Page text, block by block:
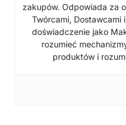
zakupów. Odpowiada za
Twórcami, Dostawcami
doświadczenie jako
rozumieć
produktów i